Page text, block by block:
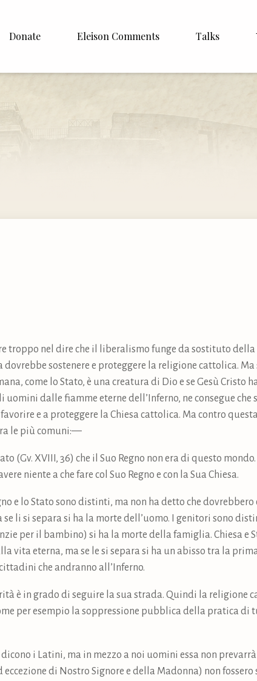
Donate Eleison Comments
Italiano
Talks
Rector Letters
troppo nel dire che il liberalismo funge da sostituto
sostenere e proteggere la religione cattolica. Ma
come lo Stato, è una creatura di Dio e se Gesù Cristo
dalle fiamme eterne dell’Inferno, ne consegue che
e a proteggere la Chiesa cattolica. Ma contro questa
le più comuni:—
(Gv. XVIII, 36) che il Suo Regno non era di questo
niente a che fare col Suo Regno e con la Sua Chiesa.
e lo Stato sono distinti, ma non ha detto che dovrebbero
li si separa si ha la morte dell’uomo. I genitori sono
per il bambino) si ha la morte della famiglia. Chiesa e
vita eterna, ma se le si separa si ha un abisso tra la
che andranno all’Inferno.
è in grado di seguire la sua strada. Quindi la religione
per esempio la soppressione pubblica della pratica di
i Latini, ma in mezzo a noi uomini essa non
di Nostro Signore e della Madonna) non